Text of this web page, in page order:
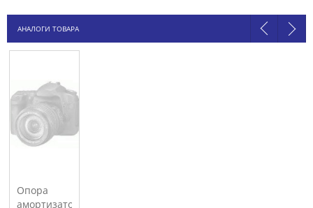
АНАЛОГИ ТОВАРА
Опора
амортизатора